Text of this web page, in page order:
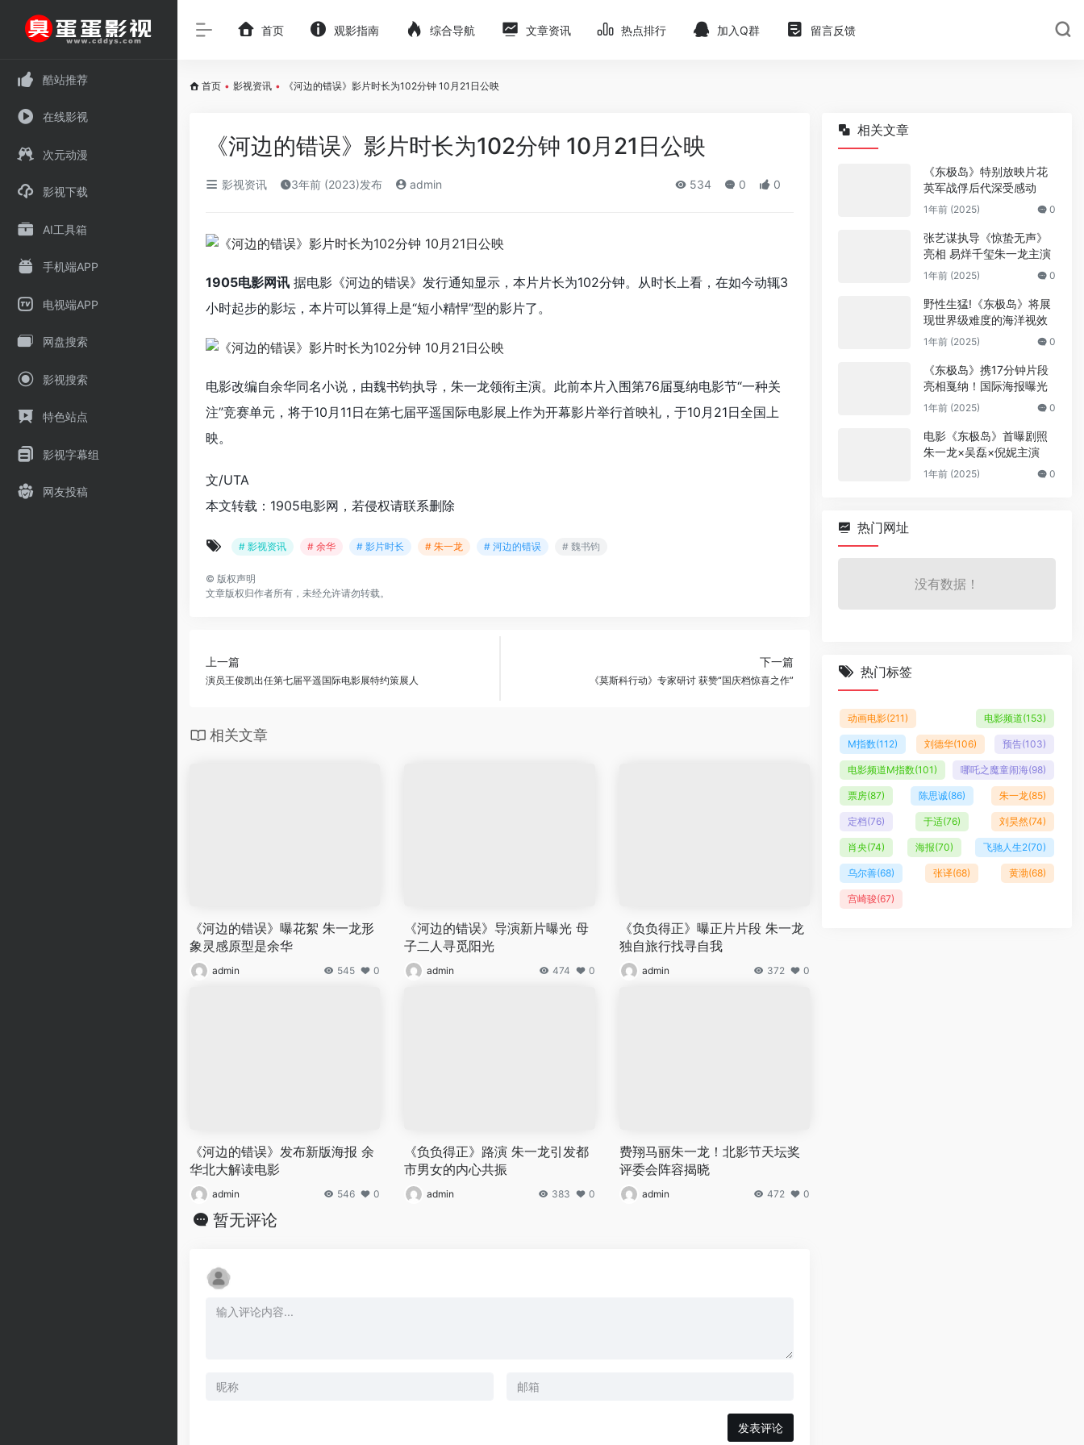
酷站推荐
在线影视
次元动漫
影视下载
AI工具箱
手机端APP
电视端APP
网盘搜索
影视搜索
特色站点
影视字幕组
网友投稿
首页 观影指南 综合导航 文章资讯 热点排行 加入Q群 留言反馈
首页 • 影视资讯 • 《河边的错误》影片时长为102分钟 10月21日公映
《河边的错误》影片时长为102分钟 10月21日公映
影视资讯 3年前 (2023)发布 admin 534 0 0
1905电影网讯 据电影《河边的错误》发行通知显示，本片片长为102分钟。从时长上看，在如今动辄3
小时起步的影坛，本片可以算得上是“短小精悍”型的影片了。
电影改编自余华同名小说，由魏书钧执导，朱一龙领衔主演。此前本片入围第76届戛纳电影节“一种关
注”竞赛单元，将于10月11日在第七届平遥国际电影展上作为开幕影片举行首映礼，于10月21日全国上
映。
文/UTA
本文转载：1905电影网，若侵权请联系删除
# 影视资讯 # 余华 # 影片时长 # 朱一龙 # 河边的错误 # 魏书钧
© 版权声明
文章版权归作者所有，未经允许请勿转载。
上一篇
演员王俊凯出任第七届平遥国际电影展特约策展人
下一篇
《莫斯科行动》专家研讨 获赞“国庆档惊喜之作”
相关文章
《河边的错误》曝花絮 朱一龙形
象灵感原型是余华
admin 545 0
《河边的错误》导演新片曝光 母
子二人寻觅阳光
admin 474 0
《负负得正》曝正片片段 朱一龙
独自旅行找寻自我
admin 372 0
《河边的错误》发布新版海报 余
华北大解读电影
admin 546 0
《负负得正》路演 朱一龙引发都
市男女的内心共振
admin 383 0
费翔马丽朱一龙！北影节天坛奖
评委会阵容揭晓
admin 472 0
暂无评论
发表评论
相关文章
《东极岛》特别放映片花
英军战俘后代深受感动
1年前 (2025) 0
张艺谋执导《惊蛰无声》
亮相 易烊千玺朱一龙主演
1年前 (2025) 0
野性生猛!《东极岛》将展
现世界级难度的海洋视效
1年前 (2025) 0
《东极岛》携17分钟片段
亮相戛纳！国际海报曝光
1年前 (2025) 0
电影《东极岛》首曝剧照
朱一龙×吴磊×倪妮主演
1年前 (2025) 0
热门网址
没有数据！
热门标签
动画电影(211) 电影频道(153)
M指数(112) 刘德华(106) 预告(103)
电影频道M指数(101) 哪吒之魔童闹海(98)
票房(87) 陈思诚(86) 朱一龙(85)
定档(76) 于适(76) 刘昊然(74)
肖央(74) 海报(70) 飞驰人生2(70)
乌尔善(68) 张译(68) 黄渤(68)
宫崎骏(67)